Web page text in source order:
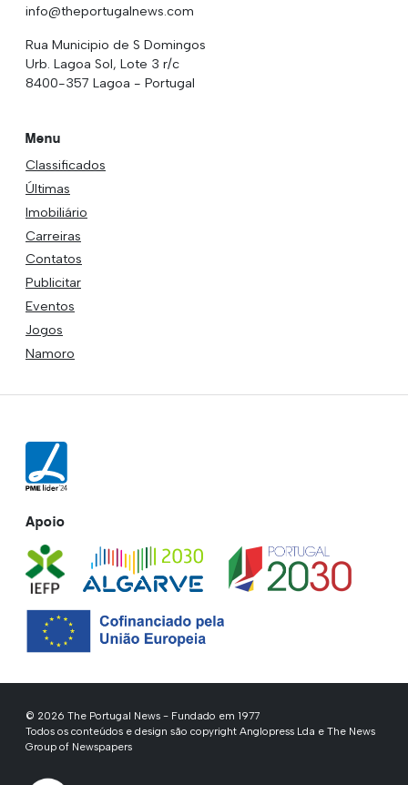
info@theportugalnews.com
Rua Municipio de S Domingos
Urb. Lagoa Sol, Lote 3 r/c
8400-357 Lagoa - Portugal
Menu
Classificados
Últimas
Imobiliário
Carreiras
Contatos
Publicitar
Eventos
Jogos
Namoro
Apoio
© 2026 The Portugal News - Fundado em 1977
Todos os conteúdos e design são copyright Anglopress Lda e The News
Group of Newspapers